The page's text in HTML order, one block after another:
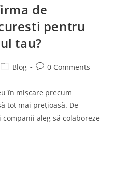
de
pentru
tau?
PostBlog
Post0 Comments
în mișcare precum
tot mai prețioasă. De
aleg să colaboreze